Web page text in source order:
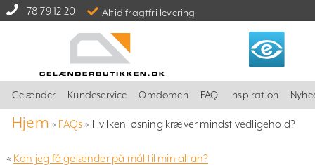
78 79 12 20 Altid fragtfri levering
Gelænder Kundeservice Omdømen FAQ Inspiration
Hjem » FAQs» Hvilken løsning kræver mindst vedligehold?
« Kan jeg få gelænder på mål til min altan?